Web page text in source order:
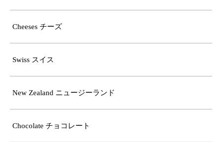
Cheeses チーズ
Swiss スイス
New Zealand ニュージーランド
Chocolate チョコレート